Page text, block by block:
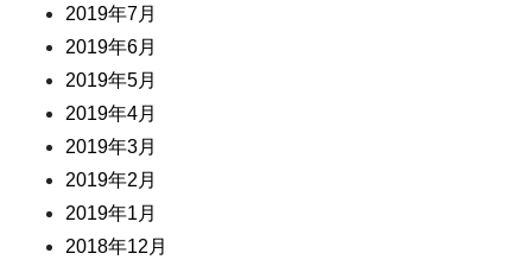
2019年7月
2019年6月
2019年5月
2019年4月
2019年3月
2019年2月
2019年1月
2018年12月